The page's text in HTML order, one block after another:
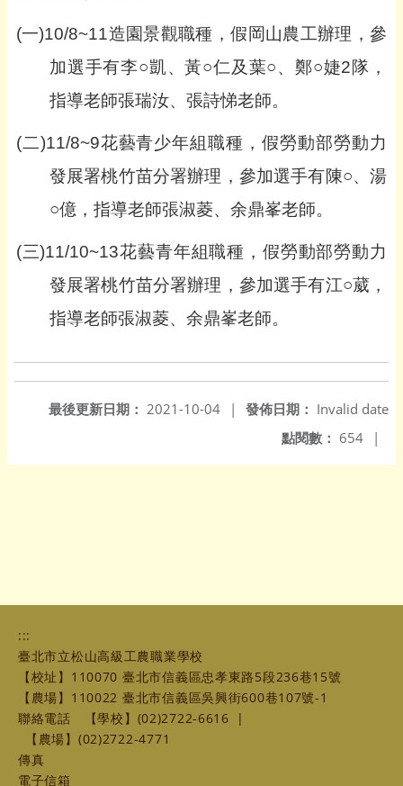
(一)10/8~11造園景觀職種，假岡山農工辦理，參
加選手有李○凱、黃○仁及葉○、鄭○婕2隊，
指導老師張瑞汝、張詩悌老師。
(二)11/8~9花藝青少年組職種，假勞動部勞動力
發展署桃竹苗分署辦理，參加選手有陳○、湯
○億，指導老師張淑菱、余鼎峯老師。
(三)11/10~13花藝青年組職種，假勞動部勞動力
發展署桃竹苗分署辦理，參加選手有江○葳，
指導老師張淑菱、余鼎峯老師。
發佈日期： Invalid date
最後更新日期： 2021-10-04
|
點閱數： 654 |
:::
臺北市立松山高級工農職業學校
【校址】110070 臺北市信義區忠孝東路5段236巷15號
【農場】110022 臺北市信義區吳興街600巷107號-1
聯絡電話
【學校】(02)2722-6616
|
【農場】(02)2722-4771
傳真
電子信箱